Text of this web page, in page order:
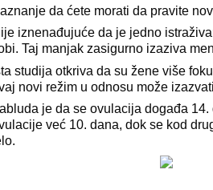
da ćete morati da pravite
iznenađujuće da je jedno
Taj manjak zasigurno izaziva
studija otkriva da su žene više
novi režim u odnosu može
je da se ovulacija događa
već 10. dana, dok se kod